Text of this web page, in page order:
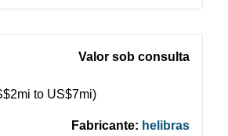
Valor sob consulta
to US$7mi)
Fabricante: helibras